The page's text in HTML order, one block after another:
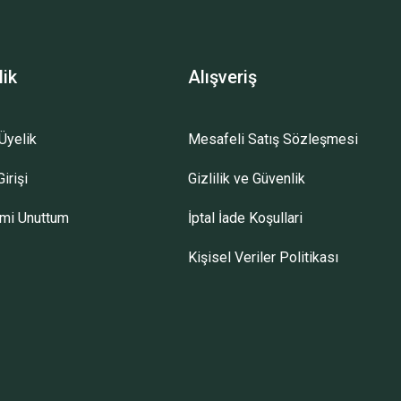
Unuttum
Alışveriş
Mesafeli Satış Sözleşmesi
Gizlilik ve Güvenlik
İptal İade Koşullari
Kişisel Veriler Politikası